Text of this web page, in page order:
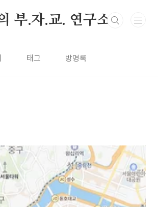
부.자.교. 연구소
태그 방명록